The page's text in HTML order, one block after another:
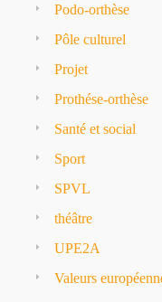
Podo-orthèse
Pôle culturel
Projet
Prothése-orthèse
Santé et social
Sport
SPVL
théâtre
UPE2A
Valeurs